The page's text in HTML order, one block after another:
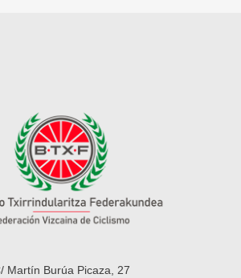
Martín Burúa Picaza, 27